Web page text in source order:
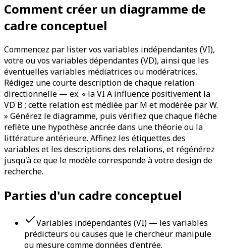
Comment créer un diagramme de
cadre conceptuel
Commencez par lister vos variables indépendantes (VI),
votre ou vos variables dépendantes (VD), ainsi que les
éventuelles variables médiatrices ou modératrices.
Rédigez une courte description de chaque relation
directionnelle — ex. « la VI A influence positivement la
VD B ; cette relation est médiée par M et modérée par W.
» Générez le diagramme, puis vérifiez que chaque flèche
reflète une hypothèse ancrée dans une théorie ou la
littérature antérieure. Affinez les étiquettes des
variables et les descriptions des relations, et régénérez
jusqu'à ce que le modèle corresponde à votre design de
recherche.
Parties d'un cadre conceptuel
Variables indépendantes (VI) — les variables
prédicteurs ou causes que le chercheur manipule
ou mesure comme données d'entrée.